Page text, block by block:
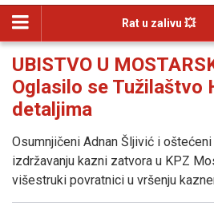
Rat u zalivu 💥
UBISTVO U
Oglasilo se Tužilaštvo
detaljima
Osumnjičeni Adnan Šljivić i
izdržavanju kazni zatvora u KPZ
višestruki povratnici u vršenju